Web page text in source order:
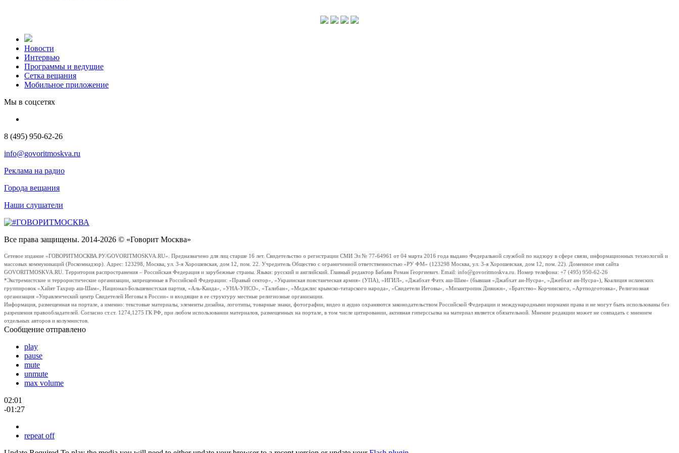
Новости
Интервью
Программы и ведущие
Сетка вещания
Мобильное приложение
Мы в соцсетях
8 (495) 950-62-26
info@govoritmoskva.ru
Реклама на радио
Города вещания
Наши слушатели
Все права защищены. 2014-2026 © «Говорит Москва»
Сетевое издание «ГОВОРИТМОСКВА.РУ/GOVORITMOSKVA.RU». Предназначено для лиц старше 16 лет. Свидетельство о регистрации СМИ Эл № 77-64961 от 04 марта 2016 года выдано Федеральной службой по надзору в сфере связи, информационных технологий и
массовых коммуникаций (Роскомнадзор). Адрес: 123298, Москва, ул. 3-я Хорошевская, дом 12, пом. 22. Учредитель Общество с ограниченной ответственностью «РУ ФМ» (123298 Москва, ул. 3-я Хорошевская, дом 12, пом. 22). Доменное имя сайта
GOVORITMOSKVA.RU. Территория распространения – Российская Федерация и зарубежные страны. Языки: русский и английский. Главный редактор Бабаян Роман Георгиевич. Email: info@govoritmoskva.ru. Номер телефона: +7 (495) 950-62-26
*Экстремистские и террористические организации, запрещенные в Российской Федерации: «Правый сектор», «Украинская повстанческая армия» (УПА), «ИГИЛ», «Джабхат Фатх аш-Шам» (бывшая «Джабхат ан-Нусра», «Джебхат ан-Нусра»), Коалиция исламских
группировок «Хайят Тахрир аш-Шам», Национал-Большевистская партия, «Аль-Каида», «УНА-УНСО», «Талибан», «Меджлис крымско-татарского народа», «Свидетели Иеговы», «Мизантропик Дивижн», «Братство» Корчинского, «Артподготовка», Религиозная
организация «Управленческий центр Свидетелей Иеговы в России» и входящие в ее структуру местные религиозные организации.
Информация, размещенная на портале, а именно: текстовые материалы, элементы дизайна, логотипы, товарные знаки, фотографии, видео и аудио охраняются законодательством Российской Федерации и международными нормами права и не могут быть использованы без
разрешения правообладателей. Согласно ст.ст. 1274,1275 ГК РФ, при любом использовании материалов, размещенных на портале, в том числе цитировании, активная гиперссылка на материал является обязательной. Мнение редакции может не совпадать с мнением
отдельных авторов и колумнистов.
Сообщение отправлено
play
pause
mute
unmute
max volume
02:01
-01:27
repeat off